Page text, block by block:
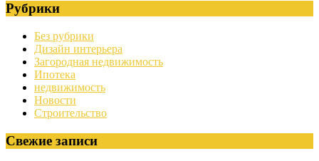
Рубрики
Без рубрики
Дизайн интерьера
Загородная недвижимость
Ипотека
недвижимость
Новости
Строительство
Свежие записи